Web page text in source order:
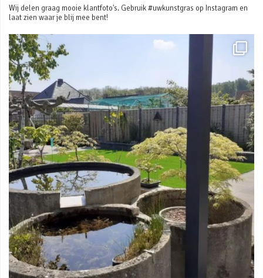
Wij delen graag mooie klantfoto's. Gebruik #uwkunstgras op Instagram en
laat zien waar je blij mee bent!
Mei 3